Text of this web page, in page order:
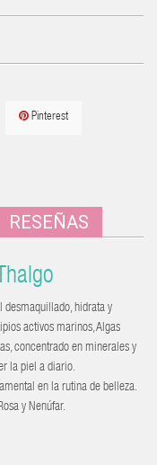
Pinterest
RESEÑAS
desmaquillado, hidrata y
activos marinos, Algas
concentrado en minerales y
la piel a diario.
en la rutina de belleza.
y Nenúfar.